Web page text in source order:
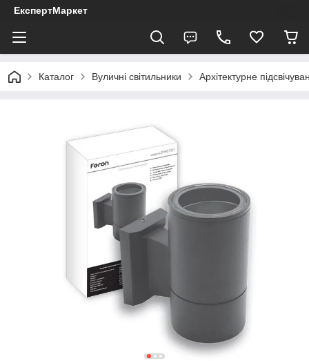
ЕкспертМаркет
Каталог Вуличні світильники Архітектурне